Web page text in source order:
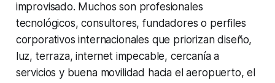
improvisado. Muchos son profesionales
tecnológicos, consultores, fundadores o perfiles
corporativos internacionales que priorizan diseño,
luz, terraza, internet impecable, cercanía a
servicios y buena movilidad hacia el aeropuerto, el